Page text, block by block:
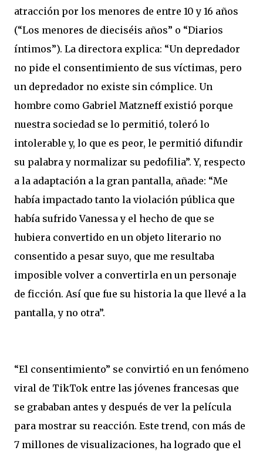
atracción por los menores de entre 10 y 16 años
(“Los menores de dieciséis años” o “Diarios
íntimos”). La directora explica: “Un depredador
no pide el consentimiento de sus víctimas, pero
un depredador no existe sin cómplice. Un
hombre como Gabriel Matzneff existió porque
nuestra sociedad se lo permitió, toleró lo
intolerable y, lo que es peor, le permitió difundir
su palabra y normalizar su pedofilia”. Y, respecto
a la adaptación a la gran pantalla, añade: “Me
había impactado tanto la violación pública que
había sufrido Vanessa y el hecho de que se
hubiera convertido en un objeto literario no
consentido a pesar suyo, que me resultaba
imposible volver a convertirla en un personaje
de ficción. Así que fue su historia la que llevé a la
pantalla, y no otra”.
“El consentimiento” se convirtió en un fenómeno
viral de TikTok entre las jóvenes francesas que
se grababan antes y después de ver la película
para mostrar su reacción. Este trend, con más de
7 millones de visualizaciones, ha logrado que el